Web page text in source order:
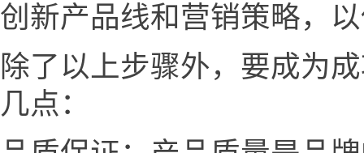
创新产品线和营销策略，
除了以上步骤外，要成为
几点：